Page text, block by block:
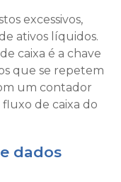
excessivos,
ativos líquidos.
caixa é a chave
que se repetem
um contador
de caixa do
dados